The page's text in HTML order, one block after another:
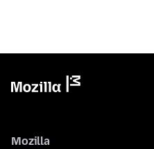
Mozilla